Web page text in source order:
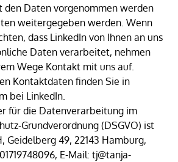
den Daten vorgenommen werden
weitergegeben werden. Wenn
dass LinkedIn von Ihnen an uns
Daten verarbeitet, nehmen
Wege Kontakt mit uns auf.
Kontaktdaten finden Sie in
bei LinkedIn.
für die Datenverarbeitung im
Grundverordnung (DSGVO) ist
Geidelberg 49, 22143 Hamburg,
E-Mail: tj@tanja-